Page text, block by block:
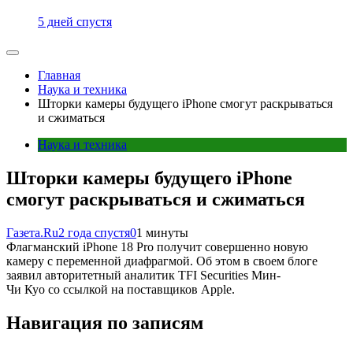
5 дней спустя
Главная
Наука и техника
Шторки камеры будущего iPhone смогут раскрываться
и сжиматься
Наука и техника
Шторки камеры будущего iPhone
смогут раскрываться и сжиматься
Газета.Ru2 года спустя01 минуты
Флагманский iPhone 18 Pro получит совершенно новую
камеру с переменной диафрагмой. Об этом в своем блоге
заявил авторитетный аналитик TFI Securities Мин-
Чи Куо со ссылкой на поставщиков Apple.
Навигация по записям